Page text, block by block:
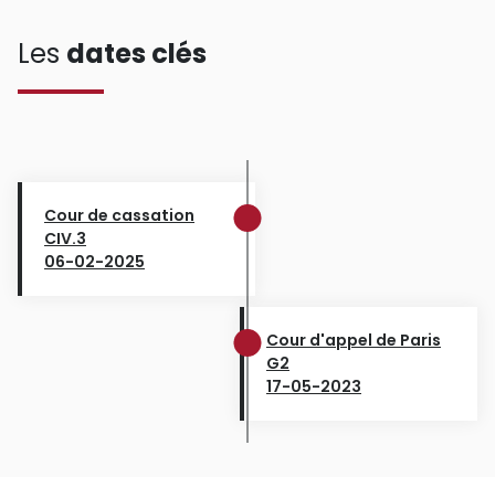
Les dates clés
Cour de cassation
CIV.3
06-02-2025
Cour d'appel de Paris
G2
17-05-2023